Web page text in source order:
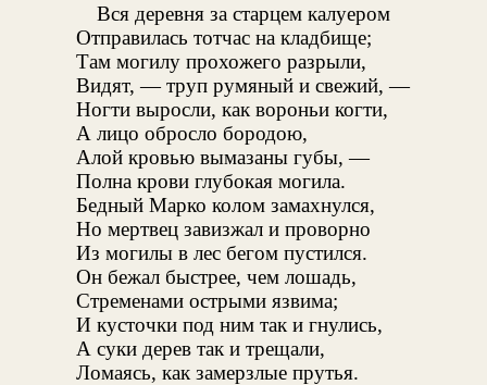
Вся деревня за старцем калуером
Отправилась тотчас на кладбище;
Там могилу прохожего разрыли,
Видят, — труп румяный и свежий, —
Ногти выросли, как вороньи когти,
А лицо обросло бородою,
Алой кровью вымазаны губы, —
Полна крови глубокая могила.
Бедный Марко колом замахнулся,
Но мертвец завизжал и проворно
Из могилы в лес бегом пустился.
Он бежал быстрее, чем лошадь,
Стременами острыми язвима;
И кусточки под ним так и гнулись,
А суки дерев так и трещали,
Ломаясь, как замерзлые прутья.